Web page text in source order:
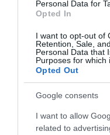
Personal Data for
Opted In
I want to opt-out of
Retention, Sale,
Personal Data that
Purposes for which
Opted Out
Google consents
I want to allow
related to
Kérem nap
ÉRD FÜRDŐ HÍREK